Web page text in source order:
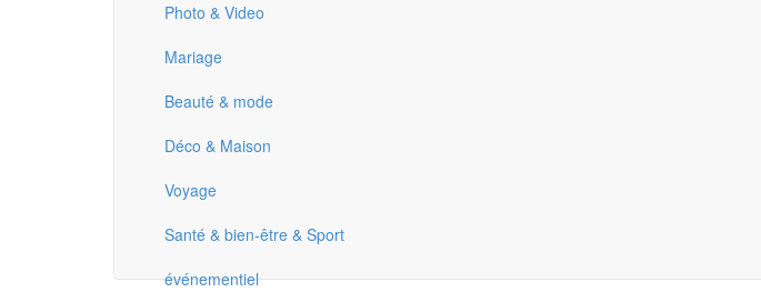
Photo & Video
Mariage
Beauté & mode
Déco & Maison
Voyage
Santé & bien-être & Sport
événementiel